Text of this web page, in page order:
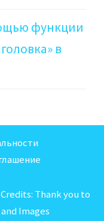
функции
в
Thank you to
andImages